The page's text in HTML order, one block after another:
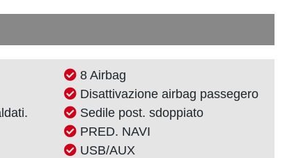
8 Airbag
Disattivazione airbag passegero
Sedile post. sdoppiato
PRED. NAVI
USB/AUX